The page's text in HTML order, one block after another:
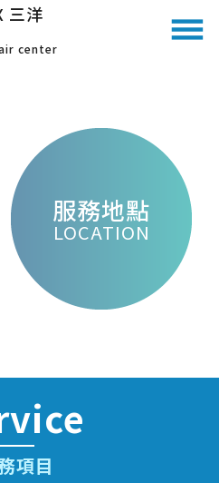
三洋
center
服務地點
LOCATION
項目